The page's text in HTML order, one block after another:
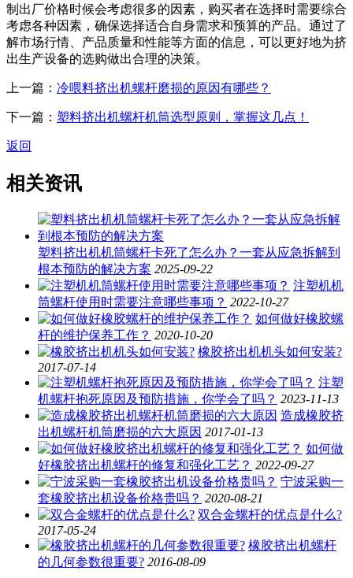
制出厂价格时候会考虑很多的因素，购买者在选择时需要综合
考虑各种因素，确保选择适合自身需求和预算的产品。通过了
解市场行情、产品质量和性能等方面的信息，可以更好地为挤
出生产设备的选购做出合理的决策。
上一篇： 冷喂料挤出机螺杆磨损的原因有哪些？
下一篇： 塑料挤出机螺杆机筒选型原则，掌握这几点！
返回
相关资讯
塑料挤出机机筒螺杆卡死了怎么办？一套从应急拆解到
根本预防的解决方案 2025-09-22
注塑机机
筒螺杆使用时需要注意哪些事项？ 2022-10-27
如何做好橡胶螺
杆的维护保养工作？ 2020-10-20
橡胶挤出机机头如何安装?
2017-07-14
注塑
机螺杆抱死原因及预防措施，你学会了吗？ 2023-11-13
造成橡胶挤
出机螺杆机筒磨损的六大原因 2017-01-13
如何做
好橡胶挤出机螺杆的修复和强化工艺？ 2022-09-27
宁波采购一
套橡胶挤出机设备价格贵吗？ 2020-08-21
双合金螺杆的优点是什么?
2017-05-24
橡胶挤出机螺杆
的几何参数很重要? 2016-08-09